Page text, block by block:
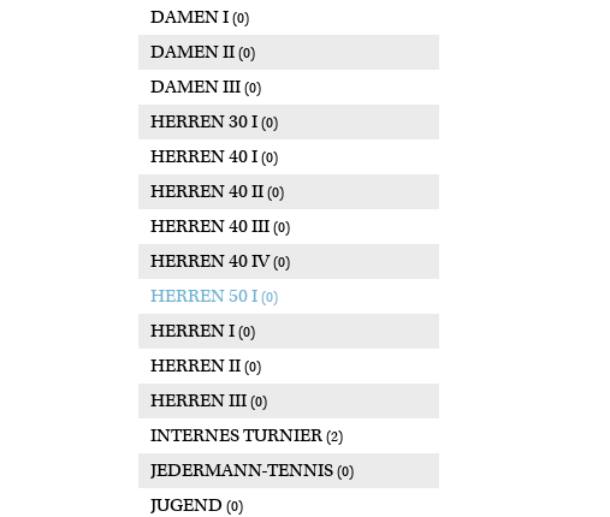
DAMEN I (0)
DAMEN II (0)
DAMEN III (0)
HERREN 30 I (0)
HERREN 40 I (0)
HERREN 40 II (0)
HERREN 40 III (0)
HERREN 40 IV(0)
HERREN 50 I (0)
HERREN I (0)
HERREN II (0)
HERREN III (0)
INTERNES TURNIER (2)
JEDERMANN-TENNIS (0)
JUGEND (0)